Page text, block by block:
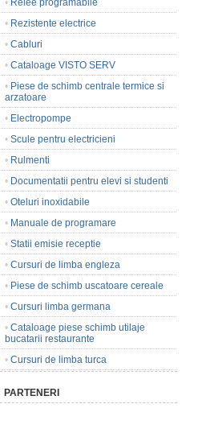
• Relee programabile
• Rezistente electrice
• Cabluri
• Cataloage VISTO SERV
• Piese de schimb centrale termice si
arzatoare
• Electropompe
• Scule pentru electricieni
• Rulmenti
• Documentatii pentru elevi si studenti
• Oteluri inoxidabile
• Manuale de programare
• Statii emisie receptie
• Cursuri de limba engleza
• Piese de schimb uscatoare cereale
• Cursuri limba germana
• Cataloage piese schimb utilaje
bucatarii restaurante
• Cursuri de limba turca
PARTENERI